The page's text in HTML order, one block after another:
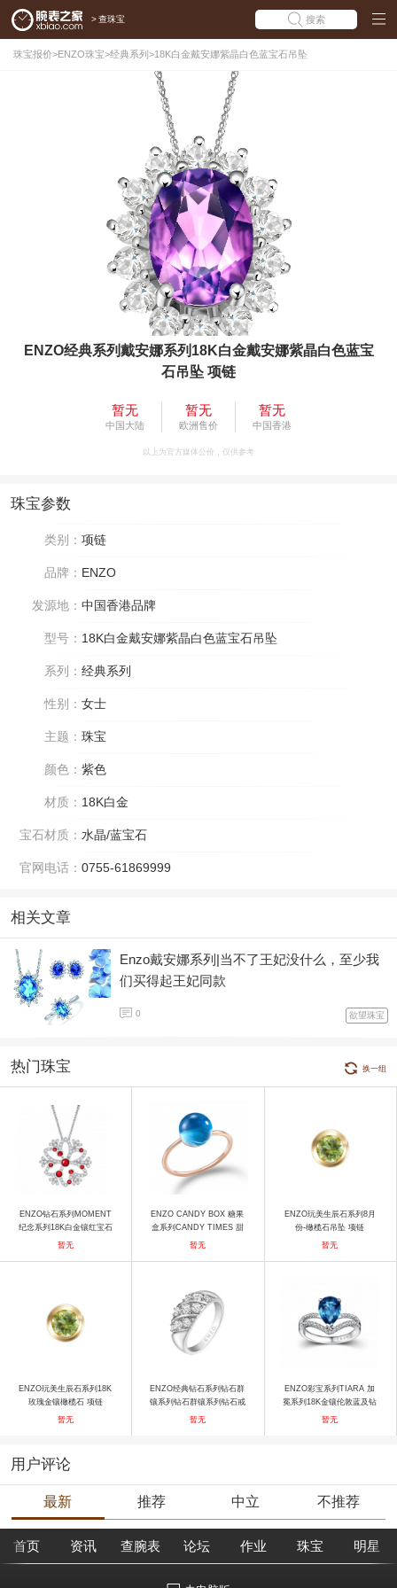
> 查珠宝 搜索
珠宝报价>ENZO珠宝>经典系列 >18K白金戴安娜紫晶白色蓝宝石吊坠
ENZO经典系列戴安娜系列18K白金戴安娜紫晶白色蓝宝
石吊坠 项链
暂无
中国大陆
暂无
欧洲售价
暂无
中国香港
以上为官方媒体公价，仅供参考
珠宝参数
类别： 项链
品牌： ENZO
发源地： 中国香港品牌
型号： 18K白金戴安娜紫晶白色蓝宝石吊坠
系列： 经典系列
性别： 女士
主题： 珠宝
颜色： 紫色
材质： 18K白金
宝石材质： 水晶/蓝宝石
官网电话： 0755-61869999
相关文章
Enzo戴安娜系列|当不了王妃没什么，至少我
们买得起王妃同款
0 欲望珠宝
热门珠宝 换一组
ENZO钻石系列MOMENT
纪念系列18K白金镶红宝石
及钻石胸针吊坠 吊坠
暂无
ENZO CANDY BOX 糖果
盒系列CANDY TIMES 甜
果时光18K金镶托帕石戒指
暂无
ENZO玩美生辰石系列8月
份-橄榄石吊坠 项链
暂无
ENZO玩美生辰石系列18K
玫瑰金镶橄榄石 项链
暂无
ENZO经典钻石系列钻石群
镶系列钻石群镶系列钻石戒
指 戒指
暂无
ENZO彩宝系列TIARA 加
冕系列18K金镶伦敦蓝及钻
石戒指 戒指
暂无
用户评论
最新 推荐 中立 不推荐
首页 资讯 查腕表 论坛 作业 珠宝 明星